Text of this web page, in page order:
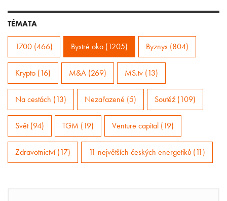
TÉMATA
1700 (466) Bystré oko (1205) Byznys (804)
Krypto (16) M&A (269) MS.tv (13)
Na cestách (13) Nezařazené (5) Soutěž (109)
Svět (94) TGM (19) Venture capital (19)
Zdravotnictví (17) 11 největších českých energetiků (11)